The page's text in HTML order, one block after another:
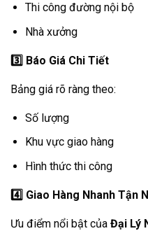
Thi công đường nội bộ
Nhà xưởng
3️ Báo Giá Chi Tiết
Bảng giá rõ ràng theo:
Số lượng
Khu vực giao hàng
Hình thức thi công
4️ Giao Hàng Nhanh Tận
Ưu điểm nổi bật của Đại Lý